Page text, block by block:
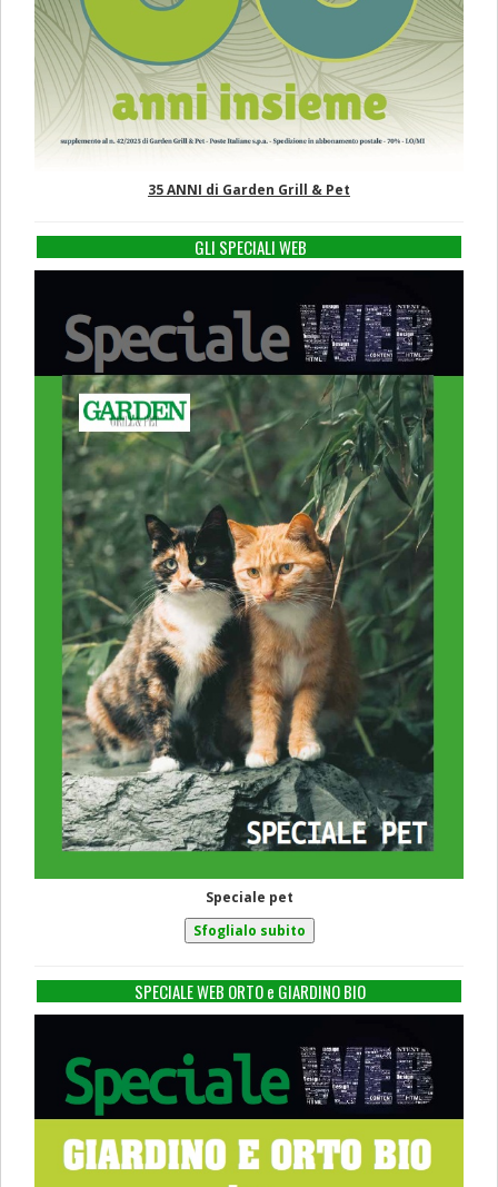
35 ANNI di Garden Grill & Pet
GLI SPECIALI WEB
Speciale pet
SPECIALE WEB ORTO e GIARDINO BIO